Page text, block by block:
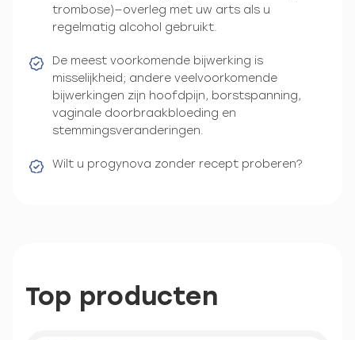
trombose)—overleg met uw arts als u
regelmatig alcohol gebruikt.
De meest voorkomende bijwerking is
misselijkheid; andere veelvoorkomende
bijwerkingen zijn hoofdpijn, borstspanning,
vaginale doorbraakbloeding en
stemmingsveranderingen.
Wilt u progynova zonder recept proberen?
Top producten